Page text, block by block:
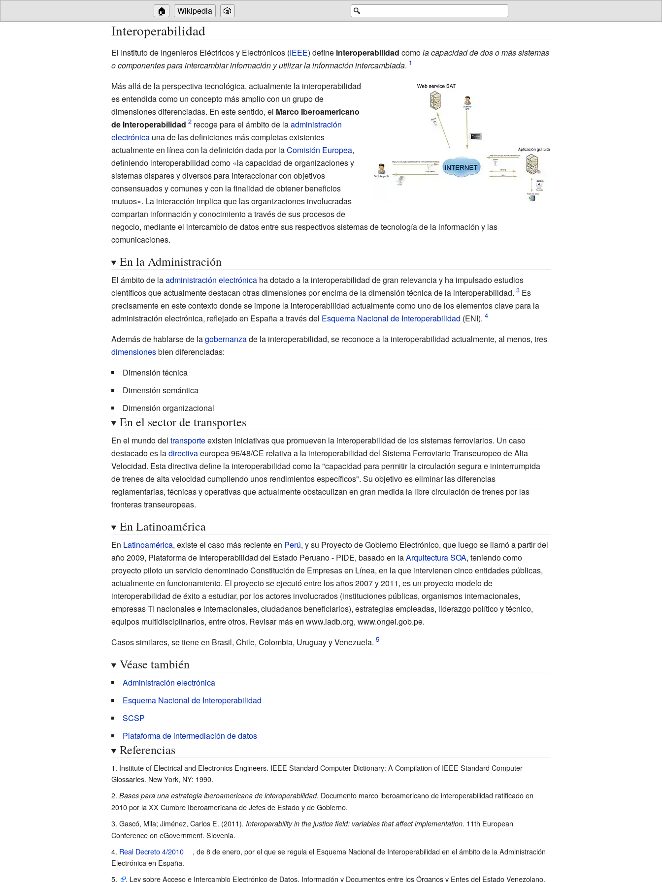
🔍
🏠 Wikipedia 🎲
Interoperabilidad
El Instituto de Ingenieros Eléctricos y Electrónicos (IEEE) define interoperabilidad comola capacidad de dos o más sistemas
o componentes para intercambiar información y utilizar la información intercambiada.
Más allá de la perspectiva tecnológica, actualmente la interoperabilidad
es entendida como un concepto más amplio con un grupo de
dimensiones diferenciadas. En este sentido, el Marco Iberoamericano
de Interoperabilidad recoge para el ámbito de laadministración
electrónicauna de las definiciones más completas existentes
actualmente en línea con la definición dada por laComisión Europea,
definiendo interoperabilidad como «la capacidad de organizaciones y
sistemas dispares y diversos para interaccionar con objetivos
consensuados y comunes y con la finalidad de obtener beneficios
mutuos». La interacción implica que las organizaciones involucradas
compartan información y conocimiento a través de sus procesos de
negocio, mediante el intercambio de datos entre sus respectivos sistemas de tecnología de la información y las
comunicaciones.
En la Administración
El ámbito de laadministración electrónicaha dotado a la interoperabilidad de gran relevancia y ha impulsado estudios
científicos que actualmente destacan otras dimensiones por encima de la dimensión técnica de la interoperabilidad. Es
precisamente en este contexto donde se impone la interoperabilidad actualmente como uno de los elementos clave para la
administración electrónica, reflejado en España a través del Esquema Nacional de Interoperabilidad (ENI).
Además de hablarse de lagobernanzade la interoperabilidad, se reconoce a la interoperabilidad actualmente, al menos, tres
dimensionesbien diferenciadas:
Dimensión técnica
Dimensión semántica
Dimensión organizacional
En el sector de transportes
En el mundo del transporteexisten iniciativas que promueven la interoperabilidad de los sistemas ferroviarios. Un caso
destacado es ladirectivaeuropea 96/48/CE relativa a la interoperabilidad del Sistema Ferroviario Transeuropeo de Alta
Velocidad. Esta directiva define la interoperabilidad como la "capacidad para permitir la circulación segura e ininterrumpida
de trenes de alta velocidad cumpliendo unos rendimientos específicos". Su objetivo es eliminar las diferencias
reglamentarias, técnicas y operativas que actualmente obstaculizan en gran medida la libre circulación de trenes por las
fronteras transeuropeas.
En Latinoamérica
En Latinoamérica, existe el caso más reciente en Perú, y su Proyecto de Gobierno Electrónico, que luego se llamó a partir del
año 2009, Plataforma de Interoperabilidad del Estado Peruano - PIDE, basado en laArquitectura SOA, teniendo como
proyecto piloto un servicio denominado Constitución de Empresas en Línea, en la que intervienen cinco entidades públicas,
actualmente en funcionamiento. El proyecto se ejecutó entre los años 2007 y 2011, es un proyecto modelo de
interoperabilidad de éxito a estudiar, por los actores involucrados (instituciones públicas, organismos internacionales,
empresas TI nacionales e internacionales, ciudadanos beneficiarios), estrategias empleadas, liderazgo político y técnico,
equipos multidisciplinarios, entre otros. Revisar más en www.iadb.org, www.ongei.gob.pe.
Casos similares, se tiene en Brasil, Chile, Colombia, Uruguay y Venezuela.
Véase también
Administración electrónica
Esquema Nacional de Interoperabilidad
SCSP
Plataforma de intermediación de datos
Referencias
Institute of Electrical and Electronics Engineers. IEEE Standard Computer Dictionary: A Compilation of IEEE Standard Computer
Glossaries. New York, NY: 1990.
Bases para una estrategia iberoamericana de interoperabilidad. Documento marco iberoamericano de interoperabilidad ratificado en
2010 por la XX Cumbre Iberoamericana de Jefes de Estado y de Gobierno.
Gascó, Mila; Jiménez, Carlos E. (2011). Interoperability in the justice field: variables that affect implementation. 11th European
Conference on eGovernment. Slovenia.
Real Decreto 4/2010
, de 8 de enero, por el que se regula el Esquema Nacional de Interoperabilidad en el ámbito de la Administración
Electrónica en España.
, Ley sobre Acceso e Intercambio Electrónico de Datos, Información y Documentos entre los Órganos y Entes del Estado Venezolano.